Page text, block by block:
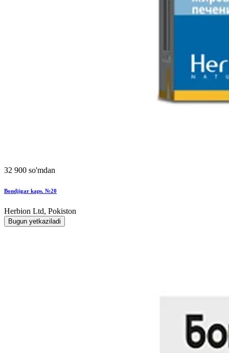
32 900 so'mdan
Bondjigar kaps. №20
Herbion Ltd, Pokiston
Bugun yetkaziladi